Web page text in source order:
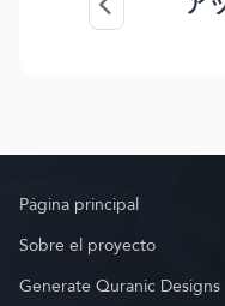
Página principal
Sobre el proyecto
Generate Quranic Designs